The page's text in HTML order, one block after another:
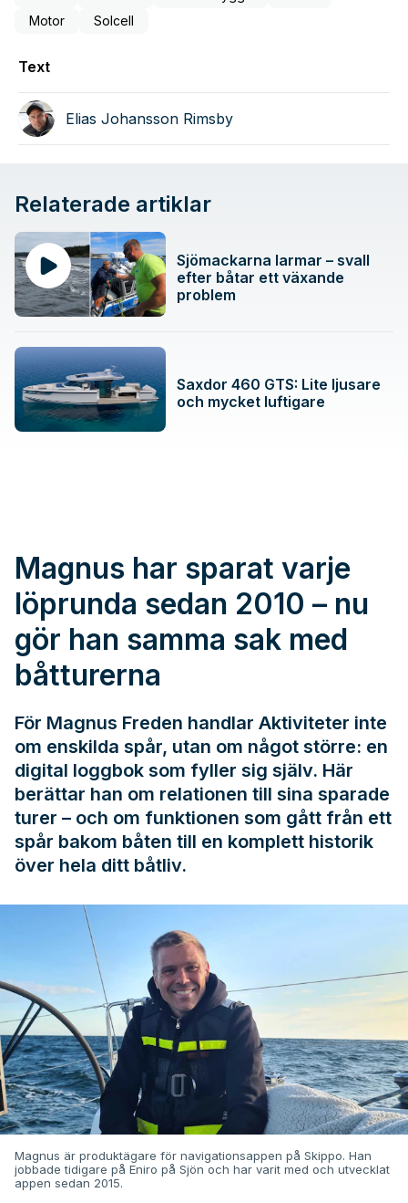
Motor
Solcell
Text
Elias Johansson Rimsby
Relaterade artiklar
Sjömackarna larmar – svall
efter båtar ett växande
problem
Saxdor 460 GTS: Lite ljusare
och mycket luftigare
Magnus har sparat varje
löprunda sedan 2010 – nu
gör han samma sak med
båtturerna
För Magnus Freden handlar Aktiviteter inte
om enskilda spår, utan om något större: en
digital loggbok som fyller sig själv. Här
berättar han om relationen till sina sparade
turer – och om funktionen som gått från ett
spår bakom båten till en komplett historik
över hela ditt båtliv.
Magnus är produktägare för navigationsappen på Skippo. Han
jobbade tidigare på Eniro på Sjön och har varit med och utvecklat
appen sedan 2015.